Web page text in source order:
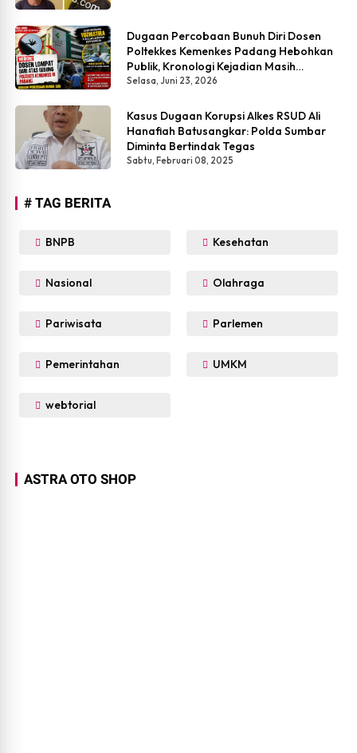
Dugaan Percobaan Bunuh Diri Dosen
Poltekkes Kemenkes Padang Hebohkan
Publik, Kronologi Kejadian Masih
Simpang Siur
Selasa, Juni 23, 2026
Kasus Dugaan Korupsi Alkes RSUD Ali
Hanafiah Batusangkar: Polda Sumbar
Diminta Bertindak Tegas
Sabtu, Februari 08, 2025
# TAG BERITA
BNPB Kesehatan
Nasional Olahraga
Pariwisata Parlemen
Pemerintahan UMKM
webtorial
ASTRA OTO SHOP